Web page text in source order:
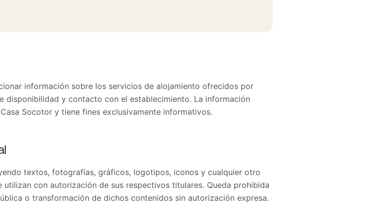
información sobre los servicios de alojamiento ofrecidos por
disponibilidad y contacto con el establecimiento. La información
Socotor y tiene fines exclusivamente informativos.
textos, fotografías, gráficos, logotipos, iconos y cualquier otro
con autorización de sus respectivos titulares. Queda prohibida
o transformación de dichos contenidos sin autorización expresa.